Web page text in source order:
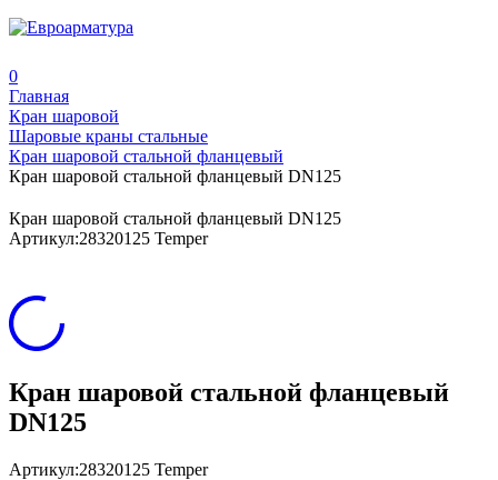
0
Главная
Кран шаровой
Шаровые краны стальные
Кран шаровой стальной фланцевый
Кран шаровой стальной фланцевый DN125
Кран шаровой стальной фланцевый DN125
Артикул:28320125 Temper
Кран шаровой стальной фланцевый
DN125
Артикул:28320125 Temper